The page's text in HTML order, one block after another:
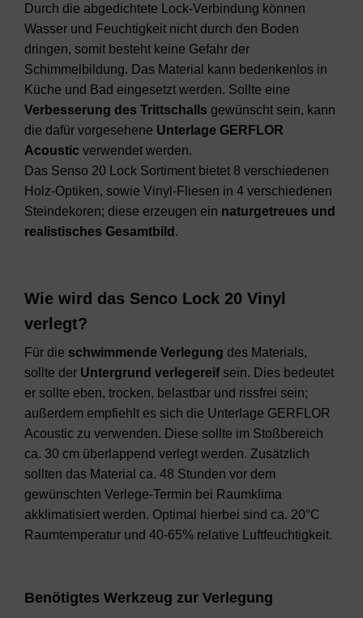
Durch die abgedichtete Lock-Verbindung können
Wasser und Feuchtigkeit nicht durch den Boden
dringen, somit besteht keine Gefahr der
Schimmelbildung. Das Material kann bedenkenlos in
Küche und Bad eingesetzt werden. Sollte eine
Verbesserung des Trittschalls gewünscht sein, kann
die dafür vorgesehene Unterlage GERFLOR
Acoustic verwendet werden.
Das Senso 20 Lock Sortiment bietet 8 verschiedenen
Holz-Optiken, sowie Vinyl-Fliesen in 4 verschiedenen
Steindekoren; diese erzeugen ein naturgetreues und
realistisches Gesamtbild .
Wie wird das Senco Lock 20 Vinyl
verlegt?
Für die schwimmende Verlegung des Materials,
sollte der Untergrund verlegereifsein. Dies bedeutet
er sollte eben, trocken, belastbar und rissfrei sein;
außerdem empfiehlt es sich die Unterlage GERFLOR
Acoustic zu verwenden. Diese sollte im Stoßbereich
ca. 30 cm überlappend verlegt werden. Zusätzlich
sollten das Material ca. 48 Stunden vor dem
gewünschten Verlege-Termin bei Raumklima
akklimatisiert werden. Optimal hierbei sind ca. 20°C
Raumtemperatur und 40-65% relative Luftfeuchtigkeit.
Benötigtes Werkzeug zur Verlegung